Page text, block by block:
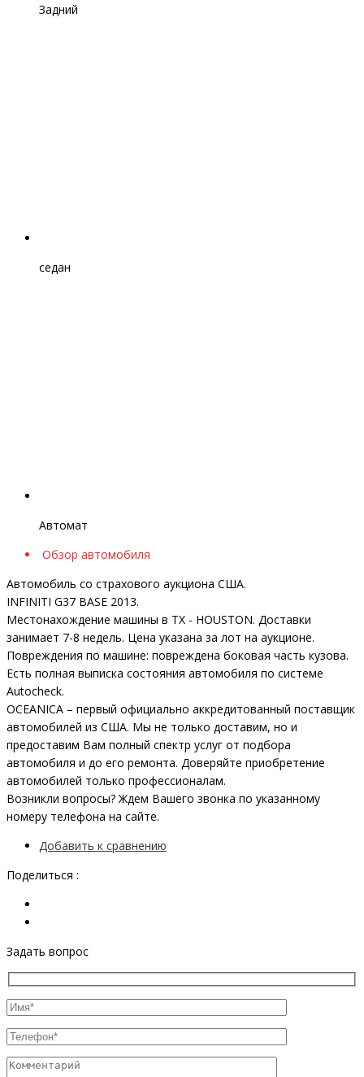
Задний
седан
Автомат
Обзор автомобиля
Автомобиль со страхового аукциона США.
INFINITI G37 BASE 2013.
Местонахождение машины в TX - HOUSTON. Доставки
занимает 7-8 недель. Цена указана за лот на аукционе.
Повреждения по машине: повреждена боковая часть кузова.
Есть полная выписка состояния автомобиля по системе
Autocheck.
OCEANICA – первый официально аккредитованный поставщик
автомобилей из США. Мы не только доставим, но и
предоставим Вам полный спектр услуг от подбора
автомобиля и до его ремонта. Доверяйте приобретение
автомобилей только профессионалам.
Возникли вопросы? Ждем Вашего звонка по указанному
номеру телефона на сайте.
Добавить к сравнению
Поделиться :
Задать вопрос